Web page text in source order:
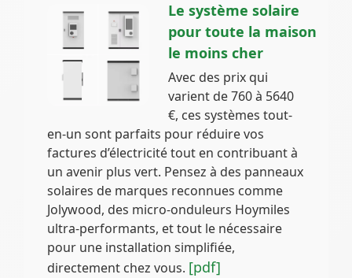
Le système solaire
pour toute la maison
le moins cher
Avec des prix qui
varient de 760 à 5640
€, ces systèmes tout-
en-un sont parfaits pour réduire vos
factures d’électricité tout en contribuant à
un avenir plus vert. Pensez à des panneaux
solaires de marques reconnues comme
Jolywood, des micro-onduleurs Hoymiles
ultra-performants, et tout le nécessaire
pour une installation simplifiée,
directement chez vous. [pdf]